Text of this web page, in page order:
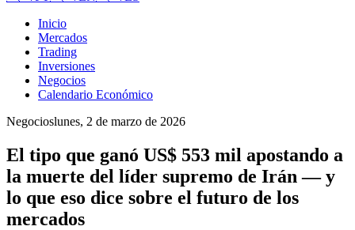
Inicio
Mercados
Trading
Inversiones
Negocios
Calendario Económico
Negocioslunes, 2 de marzo de 2026
El tipo que ganó US$ 553 mil apostando a
la muerte del líder supremo de Irán — y
lo que eso dice sobre el futuro de los
mercados